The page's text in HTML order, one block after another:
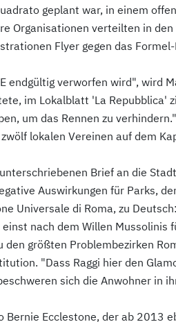
geplant war, in einem
Organisationen verteilten in den
Flyer gegen das Formel-
endgültig verworfen wird", wird
im Lokalblatt 'La Repubblica'
um das Rennen zu
lokalen Vereinen auf dem
Brief an die
Auswirkungen für Parks,
Universale di Roma, zu Deutsch:
nach dem Willen Mussolinis
größten Problembezirken
"Dass Raggi hier den
sich die Anwohner in
Bernie Ecclestone, der ab 2013